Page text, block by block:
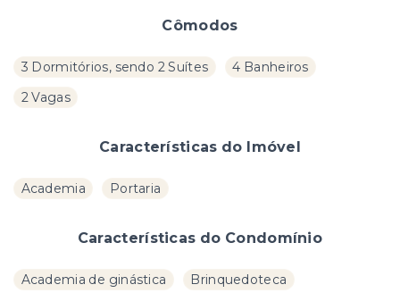
Cômodos
3 Dormitórios, sendo 2 Suítes
4 Banheiros
2 Vagas
Características do Imóvel
Academia Portaria
Características do Condomínio
Academia de ginástica
Brinquedoteca